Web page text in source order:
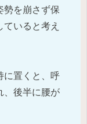
勢を崩さず保
いると考え
に置くと、呼
、後半に腰が